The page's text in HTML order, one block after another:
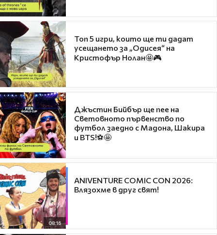
Топ 5 игри, които ще ти дадат
усещането за „Одисея“ на
Кристофър Нолан🤩🎮
Джъстин Бийбър ще пее на
Световното първенство по
футбол заедно с Мадона, Шакира
и BTS!⚽🤩
08:16
ANIVENTURE COMIC CON 2026:
Влязохме в друг свят!